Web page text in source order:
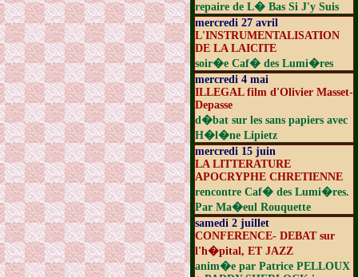
repaire de L� Bas Si J'y Suis
mercredi 27 avril
L'INSTRUMENTALISATION
DE LA LAICITE
soir�e Caf� des Lumi�res
mercredi 4 mai
ILLEGAL film d'Olivier Masset-
Depasse
d�bat sur les sans papiers avec
H�l�ne Lipietz
mercredi 15 juin
LA LITTERATURE
APOCRYPHE CHRETIENNE
rencontre Caf� des Lumi�res.
Par Ma�eul Rouquette
samedi 2 juillet
CONFERENCE- DEBAT sur
l'h�pital, ET JAZZ
anim�e par Patrice PELLOUX